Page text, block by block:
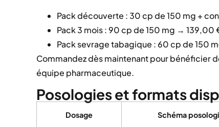
Pack découverte : 30 cp de 150 mg +
Pack 3 mois : 90 cp de 150 mg → 139,00
Pack sevrage tabagique : 60 cp de
Commandez dès maintenant pour bénéficier
équipe pharmaceutique.
Posologies et formats
Dosage Schéma